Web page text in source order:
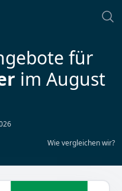
für
im August
Wie vergleichen wir?